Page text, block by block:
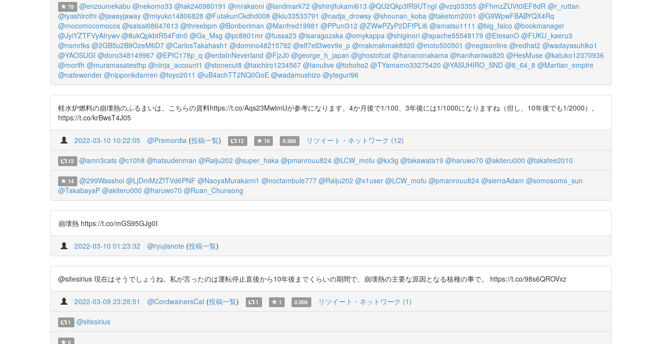
78 @enzoumekabu @nekomo33 @tak246980191 @mrakaoni @landmark72 @shinjifukami613 @QU2Qkp3fR9UTngI @vzq03355 @FhmzZUVt0iEF8dR @r_ruttan
@iyashirothi @jawayjaway @miyuko14806828 @FutakunCkdhd008 @kiu33533791 @nadja_drowsy @shounan_koba @taketom2001 @G9WpwFBABYQX4Rq
@mocomocomocos @saisai08647613 @threebpm @Bonboriman @Manfred19981 @PPuni312 @ZWwPZyP2DFfPLi6 @amatsu1111 @big_falco @bookmanager
@JyiYZTFVyAIrywv @8ukQpkbtR54Fdn0 @Gs_Msg @pc8801mr @fussa23 @isaragozaka @omykappa @shiginori @apache55548179 @EtesanO @FUKU_kaeru3
@nsmrtks @2GB5u2B9OzeM6D7 @CarlosTakahash1 @domino48215792 @elf7ell3wev9e_p @makmakmak8920 @moto500501 @negisonline @redhat2 @wadayasuhiko1
@YAOSUGI @doro348149967 @EPIC178p_q @erdaInNeverland @FjzJ0 @george_h_japan @ghostofcat @hananonakama @hanihaniwa820 @HesMuse @katuko12370936
@morifh @muramasatesthp @ninja_account1 @stonecut8 @taichiro1234567 @tanulive @tohoho2 @TYamamo33275420 @YASUHIRO_SND @8_64_8 @Martian_empire
@natewonder @nipponkdanren @toyo2011 @uB4achTT2NQ0GoE @wadamushizo @yteguri96
軽水炉燃料の崩壊熱のふるまいは、こちらの資料https://t.co/Aqs23MwlmUが参考になります。4か月後で1/100、3年後には1/1000になりますね（但し、10年後でも1/2000）。
https://t.co/krBwsT4J05
2022-03-10 10:22:05 @Premordia (投稿一覧) 12 16 0.386 リツイート・ネットワーク (12)
12 @amn3cats @c10h8 @hatsudenman @Raiju202 @super_haka @pmanrouu824 @LCW_mofu @kx3g @takawata19 @haruwo70 @akiteru000 @takafee2010
14 @299Wasshoi @LjDmMzZfTVd6PNF @NaoyaMurakami1 @noctambule777 @Raiju202 @x1user @LCW_mofu @pmanrouu824 @sierraAdam @somosomo_sun
@TakabayaP @akiteru000 @haruwo70 @Ruan_Chunsong
崩壊熱 https://t.co/mGS95GJg0I
2022-03-10 01:23:32 @ryujisnote (投稿一覧)
@sitesirius 現在はそうでしょうね。私が言ったのは運転停止直後から10年後までくらいの期間で、崩壊熱の主要な原因となる核種の事で。 https://t.co/98s6QROVxz
2022-03-09 23:28:51 @CordwainersCat (投稿一覧) 1 1 0.000 リツイート・ネットワーク (1)
1 @sitesirius
0